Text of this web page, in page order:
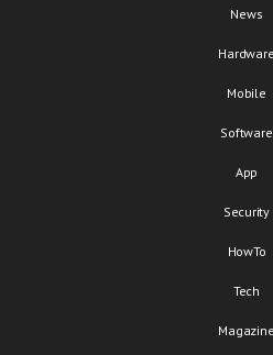
News
Hardware
Mobile
Software
App
Security
HowTo
Tech
Magazine